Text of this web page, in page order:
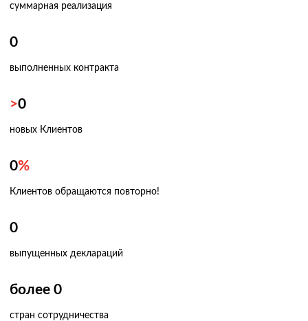
суммарная реализация
0
выполненных контракта
>0
новых Клиентов
0%
Клиентов обращаются повторно!
0
выпущенных деклараций
более 0
стран сотрудничества